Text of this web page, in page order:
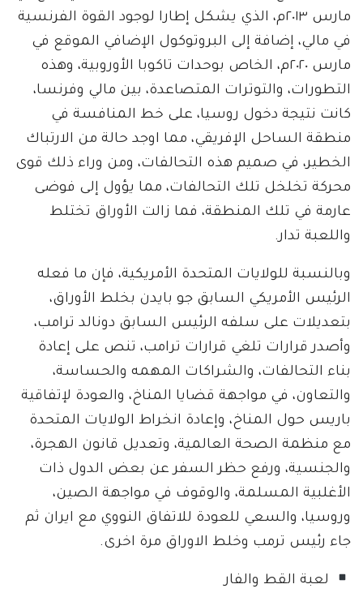
مارس ٢٠١٣م، الذي يشكل إطارا لوجود القوة الفرنسية
في مالي، إضافة إلى البروتوكول الإضافي الموقع في
مارس ٢٠٢٠م، الخاص بوحدات تاكوبا الأوروبية، وهذه
التطورات، والتوترات المتصاعدة، بين مالي وفرنسا،
كانت نتيجة دخول روسيا، على خط المنافسة في
منطقة الساحل الإفريقي، مما اوجد حالة من الارتباك
الخطير، في صميم هذه التحالفات، ومن وراء ذلك قوى
محركة تخلخل تلك التحالفات، مما يؤول إلى فوضى
عارمة في تلك المنطقة، فما زالت الأوراق تختلط
واللعبة تدار.
وبالنسبة للولايات المتحدة الأمريكية، فإن ما فعله
الرئيس الأمريكي السابق جو بايدن بخلط الأوراق،
بتعديلات على سلفه الرئيس السابق دونالد ترامب،
وأصدر قرارات تلغي قرارات ترامب، تنص على إعادة
بناء التحالفات، والشراكات المهمه والحساسة،
والتعاون، في مواجهة قضايا المناخ، والعودة لإتفاقية
باريس حول المناخ، وإعادة انخراط الولايات المتحدة
مع منظمة الصحة العالمية، وتعديل قانون الهجرة،
والجنسية، ورفع حظر السفر عن بعض الدول ذات
الأغلبية المسلمة، والوقوف في مواجهة الصين،
وروسيا، والسعي للعودة للاتفاق النووي مع ايران ثم
جاء رئيس ترمب وخلط الاوراق مرة اخرى.
لعبة القط والفار